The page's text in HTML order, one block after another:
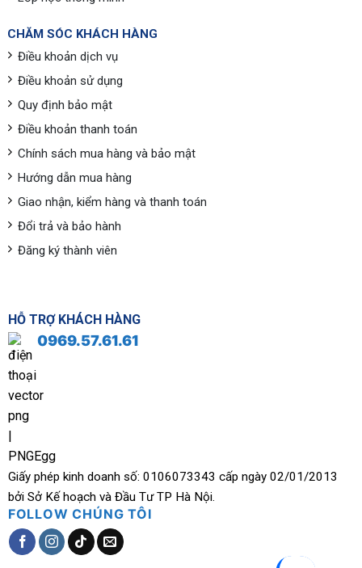
CHĂM SÓC KHÁCH HÀNG
Điều khoản dịch vụ
Điều khoản sử dụng
Quy định bảo mật
Điều khoản thanh toán
Chính sách mua hàng và bảo mật
Hướng dẫn mua hàng
Giao nhận, kiểm hàng và thanh toán
Đổi trả và bảo hành
Đăng ký thành viên
HỖ TRỢ KHÁCH HÀNG
0969.57.61.61
Giấy phép kinh doanh số: 0106073343 cấp ngày 02/01/2013
bởi Sở Kế hoạch và Đầu Tư TP Hà Nội.
FOLLOW CHÚNG TÔI